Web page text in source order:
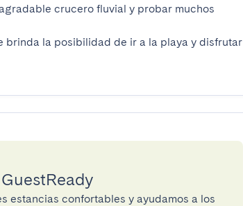
crucero fluvial y probar muchos
brinda la posibilidad de ir a la playa y disfrutar
estancias confortables y ayudamos a los